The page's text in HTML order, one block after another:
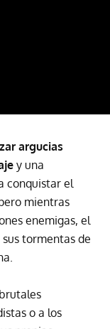
argucias
y una
conquistar el
mientras
enemigas, el
tormentas de
o a los